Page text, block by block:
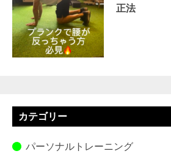
正法
カテゴリー
パーソナルトレーニング